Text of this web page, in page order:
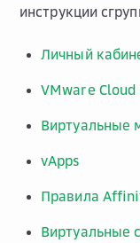
инструкции
Личный
VMware
Виртуальные
vApps
Правила
Виртуальные